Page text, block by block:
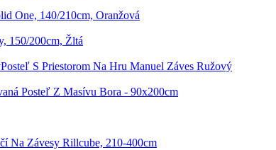
One, 140/210cm, Oranžová
150/200cm, Žltá
Posteľ S Priestorom Na Hru Manuel Záves Ružový
Posteľ Z Masívu Bora - 90x200cm
Na Závesy Rillcube, 210-400cm